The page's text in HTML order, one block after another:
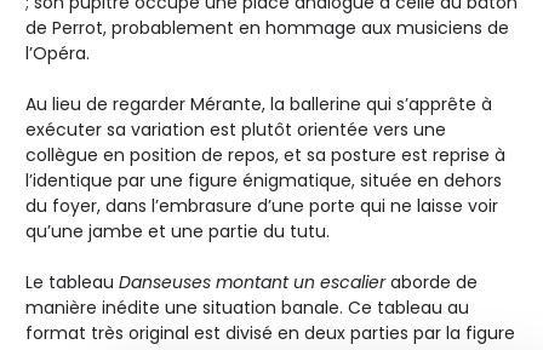
de Perrot, probablement en hommage aux musiciens de
l’Opéra.
Au lieu de regarder Mérante, la ballerine qui s’apprête à
exécuter sa variation est plutôt orientée vers une
collègue en position de repos, et sa posture est reprise à
l’identique par une figure énigmatique, située en dehors
du foyer, dans l’embrasure d’une porte qui ne laisse voir
qu’une jambe et une partie du tutu.
Le tableau Danseuses montant un escalieraborde de
manière inédite une situation banale. Ce tableau au
format très original est divisé en deux parties par la figure